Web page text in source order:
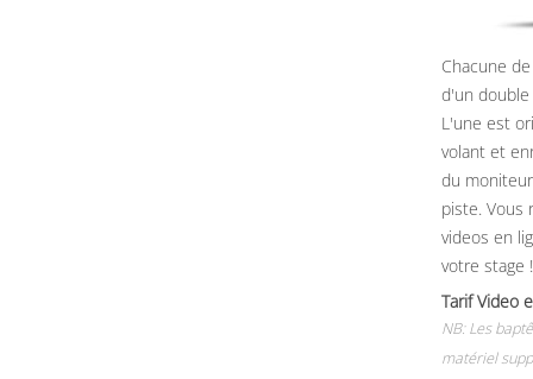
Chacune
d'un
L'une est
volant et
du
piste. Vous
videos en
votre stage !
Tarif Video
NB: Les
matériel